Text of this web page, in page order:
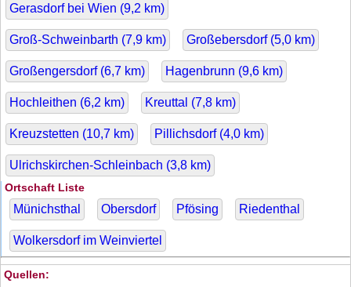
Gerasdorf bei Wien (9,2 km)
Groß-Schweinbarth (7,9 km) Großebersdorf (5,0 km)
Großengersdorf (6,7 km) Hagenbrunn (9,6 km)
Hochleithen (6,2 km) Kreuttal (7,8 km)
Kreuzstetten (10,7 km) Pillichsdorf (4,0 km)
Ulrichskirchen-Schleinbach (3,8 km)
Ortschaft Liste
Münichsthal Obersdorf Pfösing Riedenthal
Wolkersdorf im Weinviertel
Quellen: